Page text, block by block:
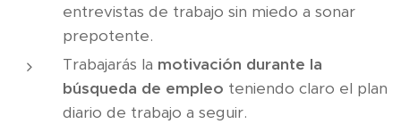
entrevistas de trabajo sin miedo a sonar
prepotente.
Trabajarás la motivación durante la
búsqueda de empleo teniendo claro el plan
diario de trabajo a seguir.